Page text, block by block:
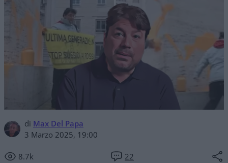
di Max Del Papa
3 Marzo 2025, 19:00
8.7k 22